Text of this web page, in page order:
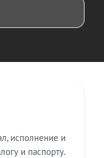
исполнение и
и паспорту.